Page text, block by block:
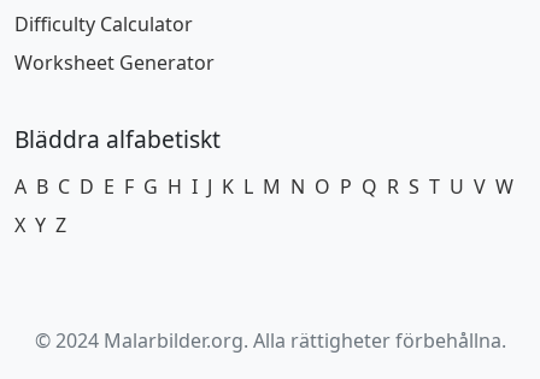
Difficulty Calculator
Worksheet Generator
Bläddra alfabetiskt
A B C D E F G H I J K L M N O P Q R S T U V W
X Y Z
© 2024 Malarbilder.org. Alla rättigheter förbehållna.